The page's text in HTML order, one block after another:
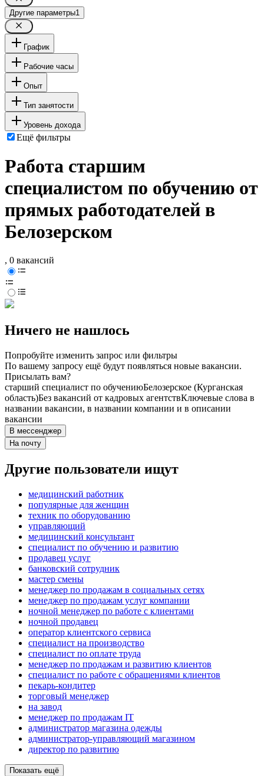
Другие параметры1
График
Рабочие часы
Опыт
Тип занятости
Уровень дохода
Ещё фильтры
Работа старшим
специалистом по обучению от
прямых работодателей в
Белозерском
, 0 вакансий
Ничего не нашлось
Попробуйте изменить запрос или фильтры
По вашему запросу ещё будут появляться новые вакансии.
Присылать вам?
старший специалист по обучениюБелозерское (Курганская
область)Без вакансий от кадровых агентствКлючевые слова в
названии вакансии, в названии компании и в описании
вакансии
В мессенджер
На почту
Другие пользователи ищут
медицинский работник
популярные для женщин
техник по оборудованию
управляющий
медицинский консультант
специалист по обучению и развитию
продавец услуг
банковский сотрудник
мастер смены
менеджер по продажам в социальных сетях
менеджер по продажам услуг компании
ночной менеджер по работе с клиентами
ночной продавец
оператор клиентского сервиса
специалист на производство
специалист по оплате труда
менеджер по продажам и развитию клиентов
специалист по работе с обращениями клиентов
пекарь-кондитер
торговый менеджер
на завод
менеджер по продажам IT
администратор магазина одежды
администратор-управляющий магазином
директор по развитию
Показать ещё